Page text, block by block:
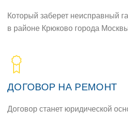
Который заберет неисправный
в районе Крюково города
ДОГОВОР НА РЕМОНТ
Договор станет юридической